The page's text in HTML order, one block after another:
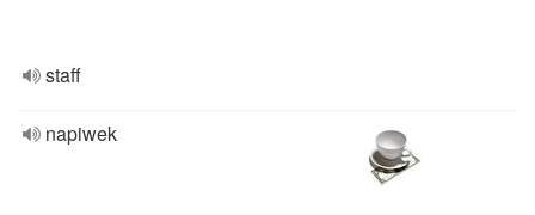
staff
napiwek